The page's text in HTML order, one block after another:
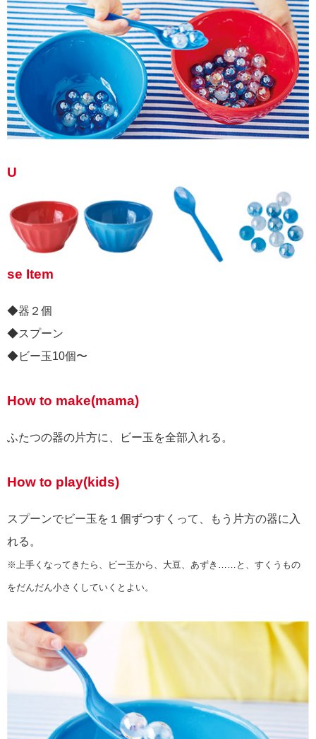
U
se Item
◆器２個
◆スプーン
◆ビー玉10個〜
How to make(mama)
ふたつの器の片方に、ビー玉を全部入れる。
How to play(kids)
スプーンでビー玉を１個ずつすくって、もう片方の器に入
れる。
※上手くなってきたら、ビー玉から、大豆、あずき……と、すくうもの
をだんだん小さくしていくとよい。